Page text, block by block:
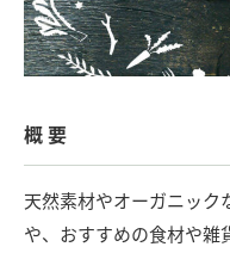
概要
天然素材やオーガニック
や、おすすめの食材や雑